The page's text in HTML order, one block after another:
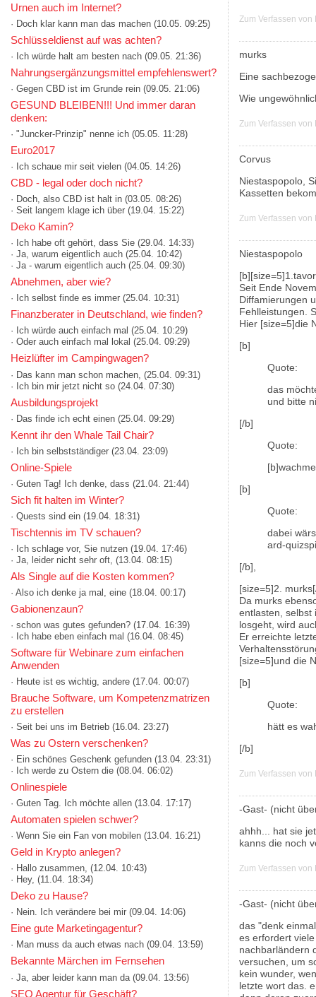
Urnen auch im Internet?
· Doch klar kann man das machen (10.05. 09:25)
Schlüsseldienst auf was achten?
· Ich würde halt am besten nach (09.05. 21:36)
Nahrungsergänzungsmittel empfehlenswert?
· Gegen CBD ist im Grunde rein (09.05. 21:06)
GESUND BLEIBEN!!! Und immer daran
denken:
· "Juncker-Prinzip" nenne ich (05.05. 11:28)
Euro2017
· Ich schaue mir seit vielen (04.05. 14:26)
CBD - legal oder doch nicht?
· Doch, also CBD ist halt in (03.05. 08:26)
· Seit langem klage ich über (19.04. 15:22)
Deko Kamin?
· Ich habe oft gehört, dass Sie (29.04. 14:33)
· Ja, warum eigentlich auch (25.04. 10:42)
· Ja - warum eigentlich auch (25.04. 09:30)
Abnehmen, aber wie?
· Ich selbst finde es immer (25.04. 10:31)
Finanzberater in Deutschland, wie finden?
· Ich würde auch einfach mal (25.04. 10:29)
· Oder auch einfach mal lokal (25.04. 09:29)
Heizlüfter im Campingwagen?
· Das kann man schon machen, (25.04. 09:31)
· Ich bin mir jetzt nicht so (24.04. 07:30)
Ausbildungsprojekt
· Das finde ich echt einen (25.04. 09:29)
Kennt ihr den Whale Tail Chair?
· Ich bin selbstständiger (23.04. 23:09)
Online-Spiele
· Guten Tag! Ich denke, dass (21.04. 21:44)
Sich fit halten im Winter?
· Quests sind ein (19.04. 18:31)
Tischtennis im TV schauen?
· Ich schlage vor, Sie nutzen (19.04. 17:46)
· Ja, leider nicht sehr oft, (13.04. 08:15)
Als Single auf die Kosten kommen?
· Also ich denke ja mal, eine (18.04. 00:17)
Gabionenzaun?
· schon was gutes gefunden? (17.04. 16:39)
· Ich habe eben einfach mal (16.04. 08:45)
Software für Webinare zum einfachen
Anwenden
· Heute ist es wichtig, andere (17.04. 00:07)
Brauche Software, um Kompetenzmatrizen
zu erstellen
· Seit bei uns im Betrieb (16.04. 23:27)
Was zu Ostern verschenken?
· Ein schönes Geschenk gefunden (13.04. 23:31)
· Ich werde zu Ostern die (08.04. 06:02)
Onlinespiele
· Guten Tag. Ich möchte allen (13.04. 17:17)
Automaten spielen schwer?
· Wenn Sie ein Fan von mobilen (13.04. 16:21)
Geld in Krypto anlegen?
· Hallo zusammen, (12.04. 10:43)
· Hey, (11.04. 18:34)
Deko zu Hause?
· Nein. Ich verändere bei mir (09.04. 14:06)
Eine gute Marketingagentur?
· Man muss da auch etwas nach (09.04. 13:59)
Bekannte Märchen im Fernsehen
· Ja, aber leider kann man da (09.04. 13:56)
SEO Agentur für Geschäft?
Zum Verfassen
murks
Eine
Wie
Zum Verfassen
Corvus
Niestaspopolo,
Kassetten
Zum Verfassen
Niestaspopolo
Seit Ende
Diffamierungen
Fehlleistungen.
Hier [size=5]die
[b]
Quote:
das
und bitte
[/b]
Quote:
[b]
Quote:
dabei
ard-
[/b],
[size=5]2.
Da murks
entlasten, selbst
losgeht, wird
Er erreichte
[size=5]und die
[b]
Quote:
hätt es
[/b]
Zum Verfassen
-Gast- (nicht
ahhh... hat sie
kanns die noch
Zum Verfassen
-Gast- (nicht
das "denk
es erfordert
nachbarländern
versuchen, um
kein wunder,
letzte wort das.